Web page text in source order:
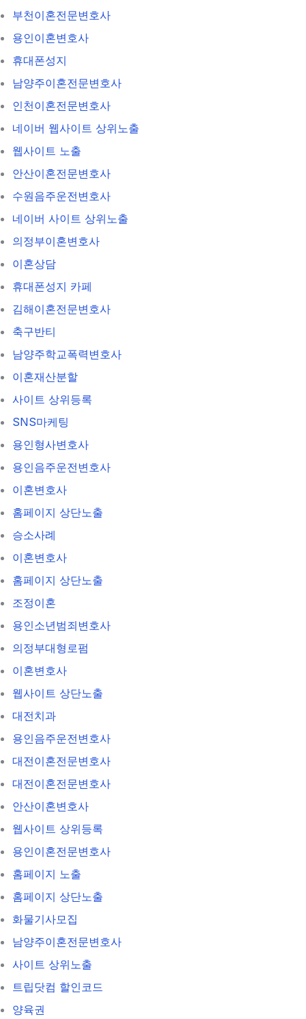
부천이혼전문변호사
용인이혼변호사
휴대폰성지
남양주이혼전문변호사
인천이혼전문변호사
네이버 웹사이트 상위노출
웹사이트 노출
안산이혼전문변호사
수원음주운전변호사
네이버 사이트 상위노출
의정부이혼변호사
이혼상담
휴대폰성지 카페
김해이혼전문변호사
축구반티
남양주학교폭력변호사
이혼재산분할
사이트 상위등록
SNS마케팅
용인형사변호사
용인음주운전변호사
이혼변호사
홈페이지 상단노출
승소사례
이혼변호사
홈페이지 상단노출
조정이혼
용인소년범죄변호사
의정부대형로펌
이혼변호사
웹사이트 상단노출
대전치과
용인음주운전변호사
대전이혼전문변호사
대전이혼전문변호사
안산이혼변호사
웹사이트 상위등록
용인이혼전문변호사
홈페이지 노출
홈페이지 상단노출
화물기사모집
남양주이혼전문변호사
사이트 상위노출
트립닷컴 할인코드
양육권